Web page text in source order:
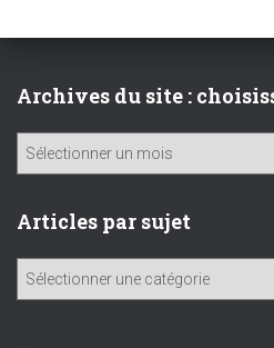
Archives du site :
h
Articles par sujet